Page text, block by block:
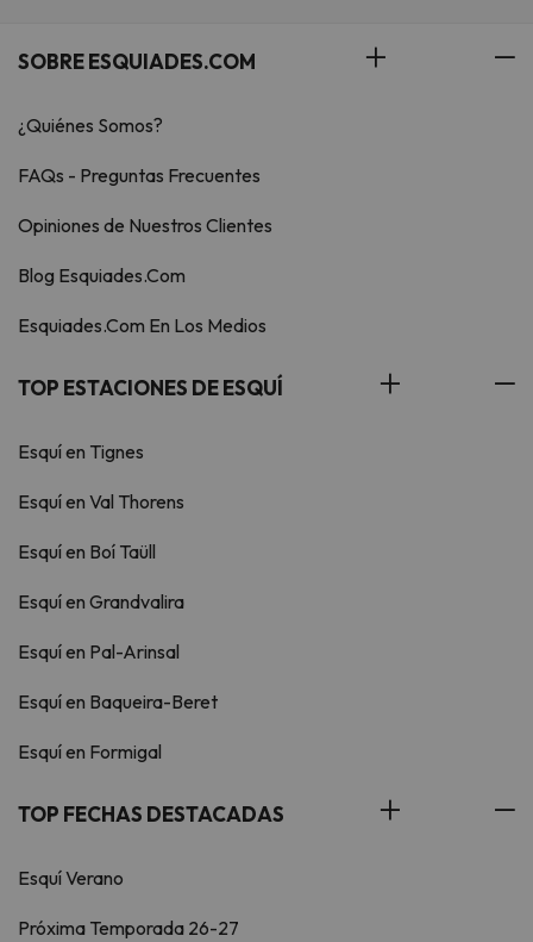
SOBRE ESQUIADES.COM
¿Quiénes Somos?
FAQs - Preguntas Frecuentes
Opiniones de Nuestros Clientes
Blog Esquiades.Com
Esquiades.Com En Los Medios
TOP ESTACIONES DE ESQUÍ
Esquí en Tignes
Esquí en Val Thorens
Esquí en Boí Taüll
Esquí en Grandvalira
Esquí en Pal-Arinsal
Esquí en Baqueira-Beret
Esquí en Formigal
TOP FECHAS DESTACADAS
Esquí Verano
Próxima Temporada 26-27